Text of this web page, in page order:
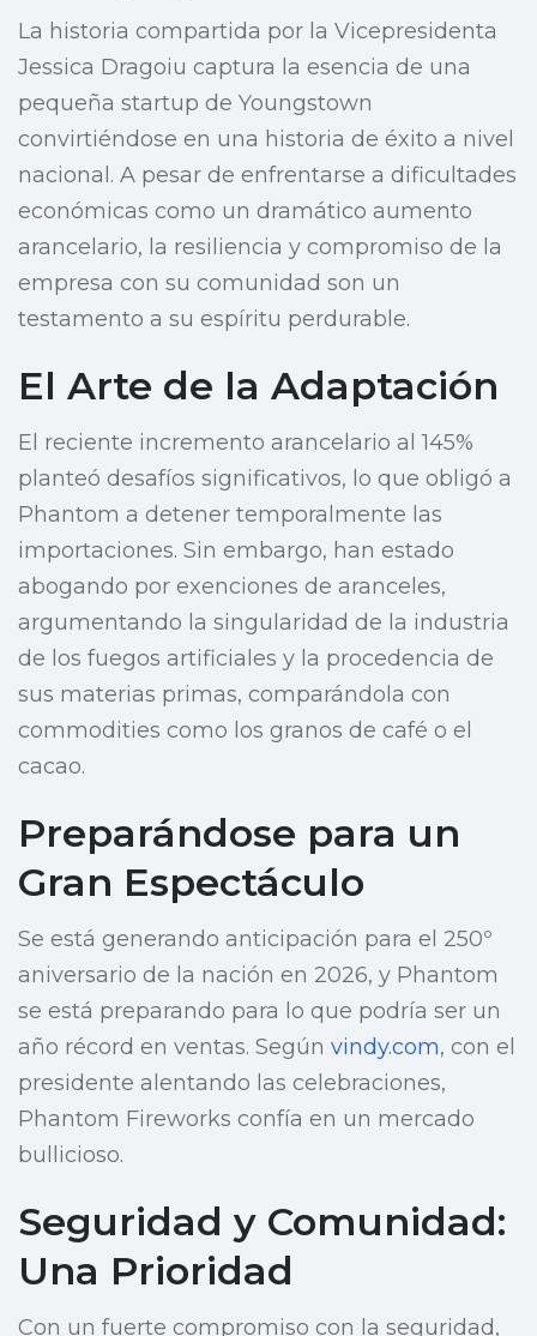
La historia compartida por la Vicepresidenta
Jessica Dragoiu captura la esencia de una
pequeña startup de Youngstown
convirtiéndose en una historia de éxito a nivel
nacional. A pesar de enfrentarse a dificultades
económicas como un dramático aumento
arancelario, la resiliencia y compromiso de la
empresa con su comunidad son un
testamento a su espíritu perdurable.
El Arte de la Adaptación
El reciente incremento arancelario al 145%
planteó desafíos significativos, lo que obligó a
Phantom a detener temporalmente las
importaciones. Sin embargo, han estado
abogando por exenciones de aranceles,
argumentando la singularidad de la industria
de los fuegos artificiales y la procedencia de
sus materias primas, comparándola con
commodities como los granos de café o el
cacao.
Preparándose para un
Gran Espectáculo
Se está generando anticipación para el 250º
aniversario de la nación en 2026, y Phantom
se está preparando para lo que podría ser un
año récord en ventas. Según vindy.com, con el
presidente alentando las celebraciones,
Phantom Fireworks confía en un mercado
bullicioso.
Seguridad y Comunidad:
Una Prioridad
Con un fuerte compromiso con la seguridad,